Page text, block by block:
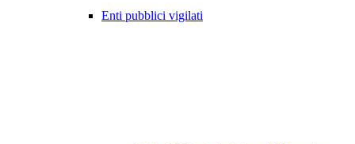
Enti pubblici vigilati